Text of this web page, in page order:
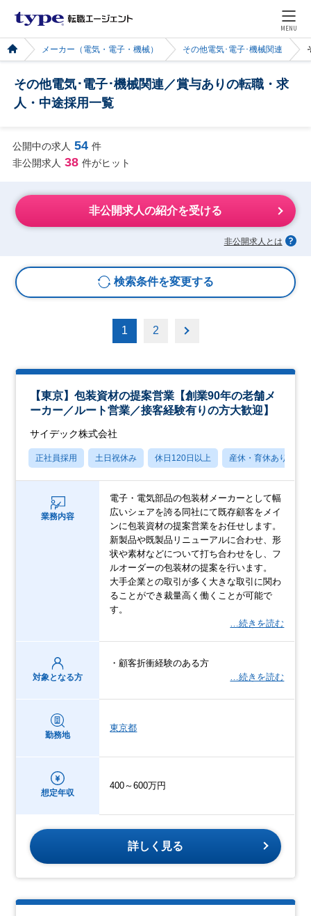
MENU
メーカー（電気・電子・機械） その他電気･電子･機械関連
その他電気･電子･機械関連／賞与ありの転職・求
人・中途採用一覧
公開中の求人 54 件
非公開求人 38 件がヒット
非公開求人の紹介を受ける
非公開求人とは
検索条件を変更する
1 2
【東京】包装資材の提案営業【創業90年の老舗メ
ーカー／ルート営業／接客経験有りの方大歓迎】
サイデック株式会社
正社員採用 土日祝休み 休日120日以上 産休・育休あり
業務内容
電子・電気部品の包装材メーカーとして幅
広いシェアを誇る同社にて既存顧客をメイ
ンに包装資材の提案営業をお任せします。
新製品や既製品リニューアルに合わせ、形
状や素材などについて打ち合わせをし、フ
ルオーダーの包装材の提案を行います。
大手企業との取引が多く大きな取引に関わ
ることができ裁量高く働くことが可能で
す。
…続きを読む
対象となる方
・顧客折衝経験のある方
…続きを読む
勤務地
東京都
想定年収
400～600万円
詳しく見る